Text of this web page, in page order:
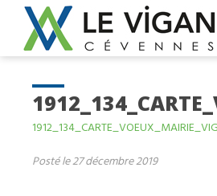
Posté le 27 décembre 2019